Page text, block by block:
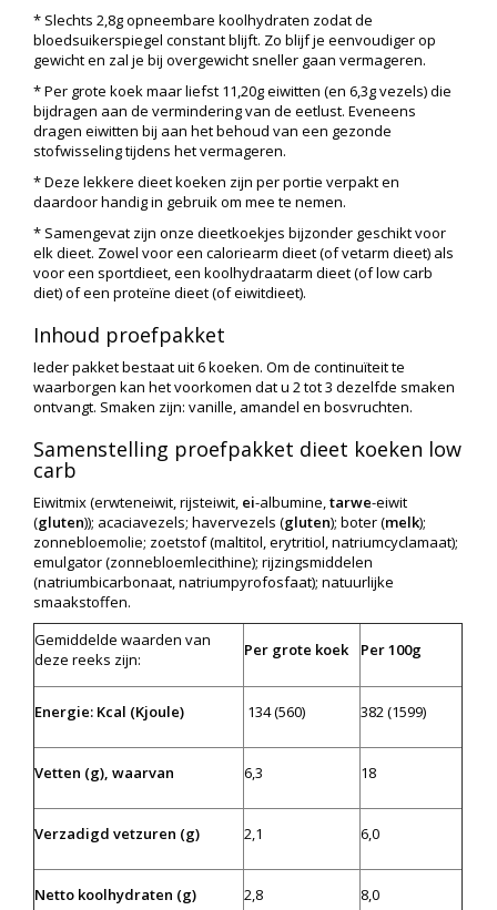
* Slechts 2,8g opneembare koolhydraten zodat de
bloedsuikerspiegel constant blijft. Zo blijf je eenvoudiger op
gewicht en zal je bij overgewicht sneller gaan vermageren.
* Per grote koek maar liefst 11,20g eiwitten (en 6,3g vezels) die
bijdragen aan de vermindering van de eetlust. Eveneens
dragen eiwitten bij aan het behoud van een gezonde
stofwisseling tijdens het vermageren.
* Deze lekkere dieet koeken zijn per portie verpakt en
daardoor handig in gebruik om mee te nemen.
* Samengevat zijn onze dieetkoekjes bijzonder geschikt voor
elk dieet. Zowel voor een caloriearm dieet (of vetarm dieet) als
voor een sportdieet, een koolhydraatarm dieet (of low carb
diet) of een proteïne dieet (of eiwitdieet).
Inhoud proefpakket
Ieder pakket bestaat uit 6 koeken. Om de continuïteit te
waarborgen kan het voorkomen dat u 2 tot 3 dezelfde smaken
ontvangt. Smaken zijn: vanille, amandel en bosvruchten.
Samenstelling proefpakket dieet koeken low
carb
Eiwitmix (erwteneiwit, rijsteiwit, ei-albumine,tarwe-eiwit
(gluten)); acaciavezels; havervezels (gluten); boter (melk);
zonnebloemolie; zoetstof (maltitol, erytritiol, natriumcyclamaat);
emulgator (zonnebloemlecithine); rijzingsmiddelen
(natriumbicarbonaat, natriumpyrofosfaat); natuurlijke
smaakstoffen.
Gemiddelde waarden van
deze reeks zijn:
Per grote koek Per 100g
Energie: Kcal (Kjoule) 134 (560) 382 (1599)
Vetten (g), waarvan 6,3 18
Verzadigd vetzuren (g) 2,1 6,0
Netto koolhydraten (g) 2,8 8,0